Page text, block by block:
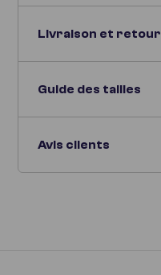
Livraison et retour
Guide des tailles
Avis clients